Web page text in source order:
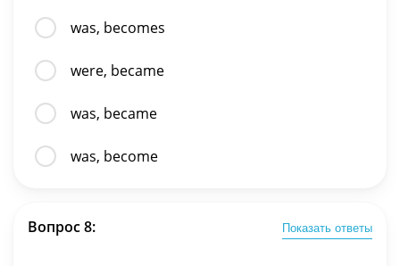
was, becomes
were, became
was, became
was, become
Вопрос 8: Показать ответы